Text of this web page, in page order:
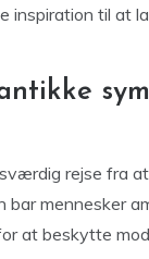
inspiration til at
rejse fra
mennesker
at beskytte